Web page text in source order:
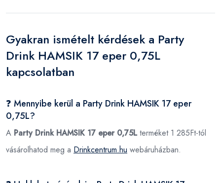
Gyakran ismételt kérdések a Party
Drink HAMSIK 17 eper 0,75L
kapcsolatban
❓ Mennyibe kerül a Party Drink HAMSIK 17 eper
0,75L?
A Party Drink HAMSIK 17 eper 0,75Lterméket 1 285Ft-tól
vásárolhatod meg a Drinkcentrum.hu webáruházban.